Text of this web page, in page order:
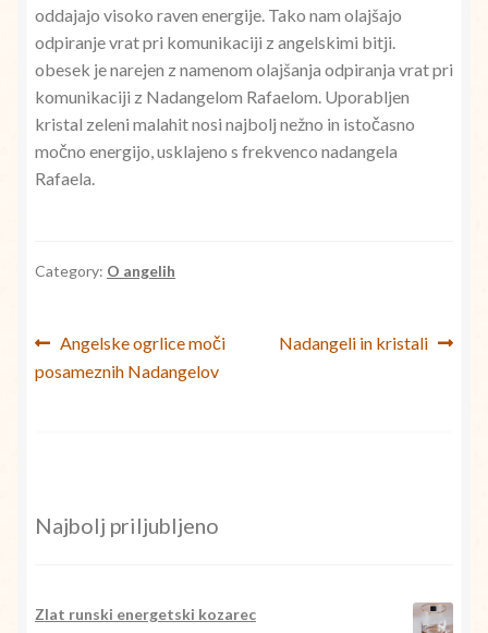
oddajajo visoko raven energije. Tako nam olajšajo
odpiranje vrat pri komunikaciji z angelskimi bitji.
obesek je narejen z namenom olajšanja odpiranja vrat pri
komunikaciji z Nadangelom Rafaelom. Uporabljen
kristal zeleni malahit nosi najbolj nežno in istočasno
močno energijo, usklajeno s frekvenco nadangela
Rafaela.
Category: O angelih
Navigacija
prispevka
Previous
post:
Angelske ogrlice moči
posameznih Nadangelov
Next
Nadangeli in kristali
Najbolj priljubljeno
Zlat runski energetski kozarec